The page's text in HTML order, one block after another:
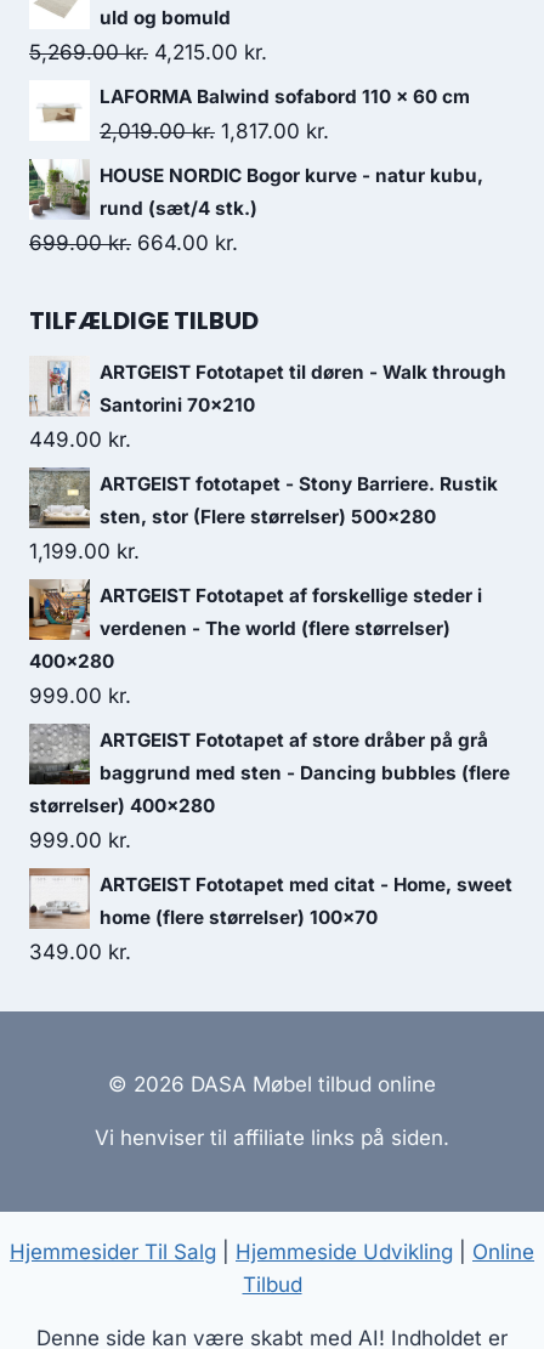
uld og bomuld
5,269.00kr. 4,215.00 kr.
LAFORMA Balwind sofabord 110 x 60 cm
2,019.00kr. 1,817.00 kr.
HOUSE NORDIC Bogor kurve - natur kubu,
rund (sæt/4 stk.)
699.00kr. 664.00 kr.
TILFÆLDIGE TILBUD
ARTGEIST Fototapet til døren - Walk through
Santorini 70x210
449.00 kr.
ARTGEIST fototapet - Stony Barriere. Rustik
sten, stor (Flere størrelser) 500x280
1,199.00 kr.
ARTGEIST Fototapet af forskellige steder i
verdenen - The world (flere størrelser)
400x280
999.00 kr.
ARTGEIST Fototapet af store dråber på grå
baggrund med sten - Dancing bubbles (flere
størrelser) 400x280
999.00 kr.
ARTGEIST Fototapet med citat - Home, sweet
home (flere størrelser) 100x70
349.00 kr.
© 2026 DASA Møbel tilbud online
Vi henviser til affiliate links på siden.
Hjemmesider Til Salg Hjemmeside Udvikling
Online
Tilbud
Denne side kan være skabt med AI! Indholdet er